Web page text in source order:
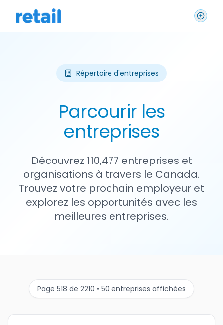
Répertoire d'entreprises
Parcourir les
entreprises
Découvrez 110,477 entreprises et
organisations à travers le Canada.
Trouvez votre prochain employeur et
explorez les opportunités avec les
meilleures entreprises.
Page 518 de 2210 • 50 entreprises affichées